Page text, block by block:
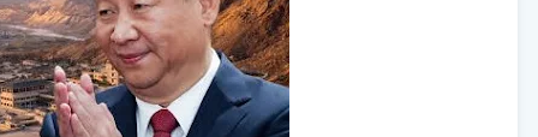
ഡെയ്‌ലി മലയാളി ന്യൂസ്,